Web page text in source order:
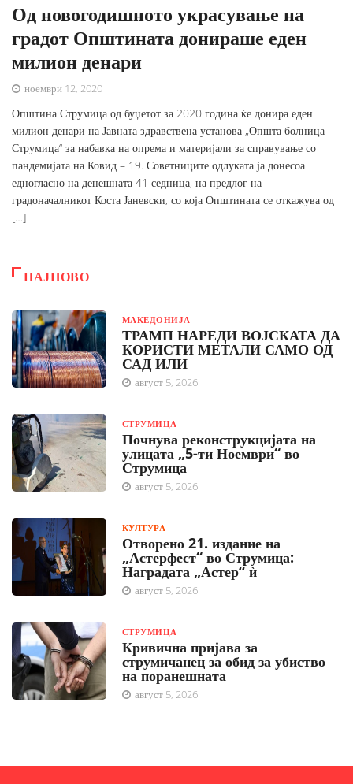
Од новогодишното украсување на
градот Општината донираше еден
милион денари
ноември 12, 2020
Општина Струмица од буџетот за 2020 година ќе донира еден
милион денари на Јавната здравствена установа „Општа болница –
Струмица“ за набавка на опрема и материјали за справување со
пандемијата на Ковид – 19. Советниците одлуката ја донесоа
едногласно на денешната 41 седница, на предлог на
градоначалникот Коста Јаневски, со која Општината се откажува од
[…]
НАЈНОВО
МАКЕДОНИЈА
ТРАМП НАРЕДИ ВОЈСКАТА ДА
КОРИСТИ МЕТАЛИ САМО ОД
САД ИЛИ
август 5, 2026
СТРУМИЦА
Почнува реконструкцијата на
улицата „5-ти Ноември“ во
Струмица
август 5, 2026
КУЛТУРА
Отворено 21. издание на
„Астерфест“ во Струмица:
Наградата „Астер“ ѝ
август 5, 2026
СТРУМИЦА
Кривична пријава за
струмичанец за обид за убиство
на поранешната
август 5, 2026